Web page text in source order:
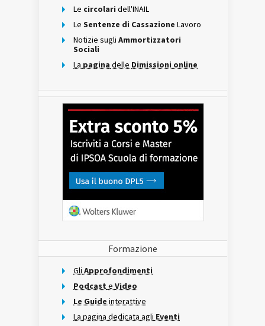
Le circolari dell'INAIL
Le Sentenze di Cassazione Lavoro
Notizie sugli Ammortizzatori
Sociali
La pagina delle Dimissioni online
Formazione
Gli Approfondimenti
Podcast e Video
Le Guide interattive
La pagina dedicata agli Eventi